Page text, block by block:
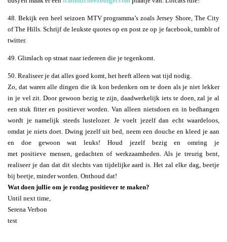
48. Bekijk een heel seizoen MTV programma’s zoals Jersey Shore, The City
of The Hills. Schrijf de leukste quotes op en post ze op je facebook, tumblr of
twitter.
49. Glimlach op straat naar iedereen die je tegenkomt.
50. Realiseer je dat alles goed komt, het heeft alleen wat tijd nodig.
Zo, dat waren alle dingen die ik kon bedenken om te doen als je niet lekker
in je vel zit. Door gewoon bezig te zijn, daadwerkelijk iets te doen, zal je al
een stuk fitter en positiever worden. Van alleen nietsdoen en in bedhangen
wordt je namelijk steeds lustelozer. Je voelt jezelf dan echt waardeloos,
omdat je niets doet. Dwing jezelf uit bed, neem een douche en kleed je aan
en doe gewoon wat leuks! Houd jezelf bezig en omring je
met positieve mensen, gedachten of werkzaamheden. Als je treurig bent,
realiseer je dan dat dit slechts van tijdelijke aard is. Het zal elke dag, beetje
bij beetje, minder worden. Onthoud dat!
Wat doen jullie om je rotdag positiever te maken?
Until next time,
Serena Verbon
test